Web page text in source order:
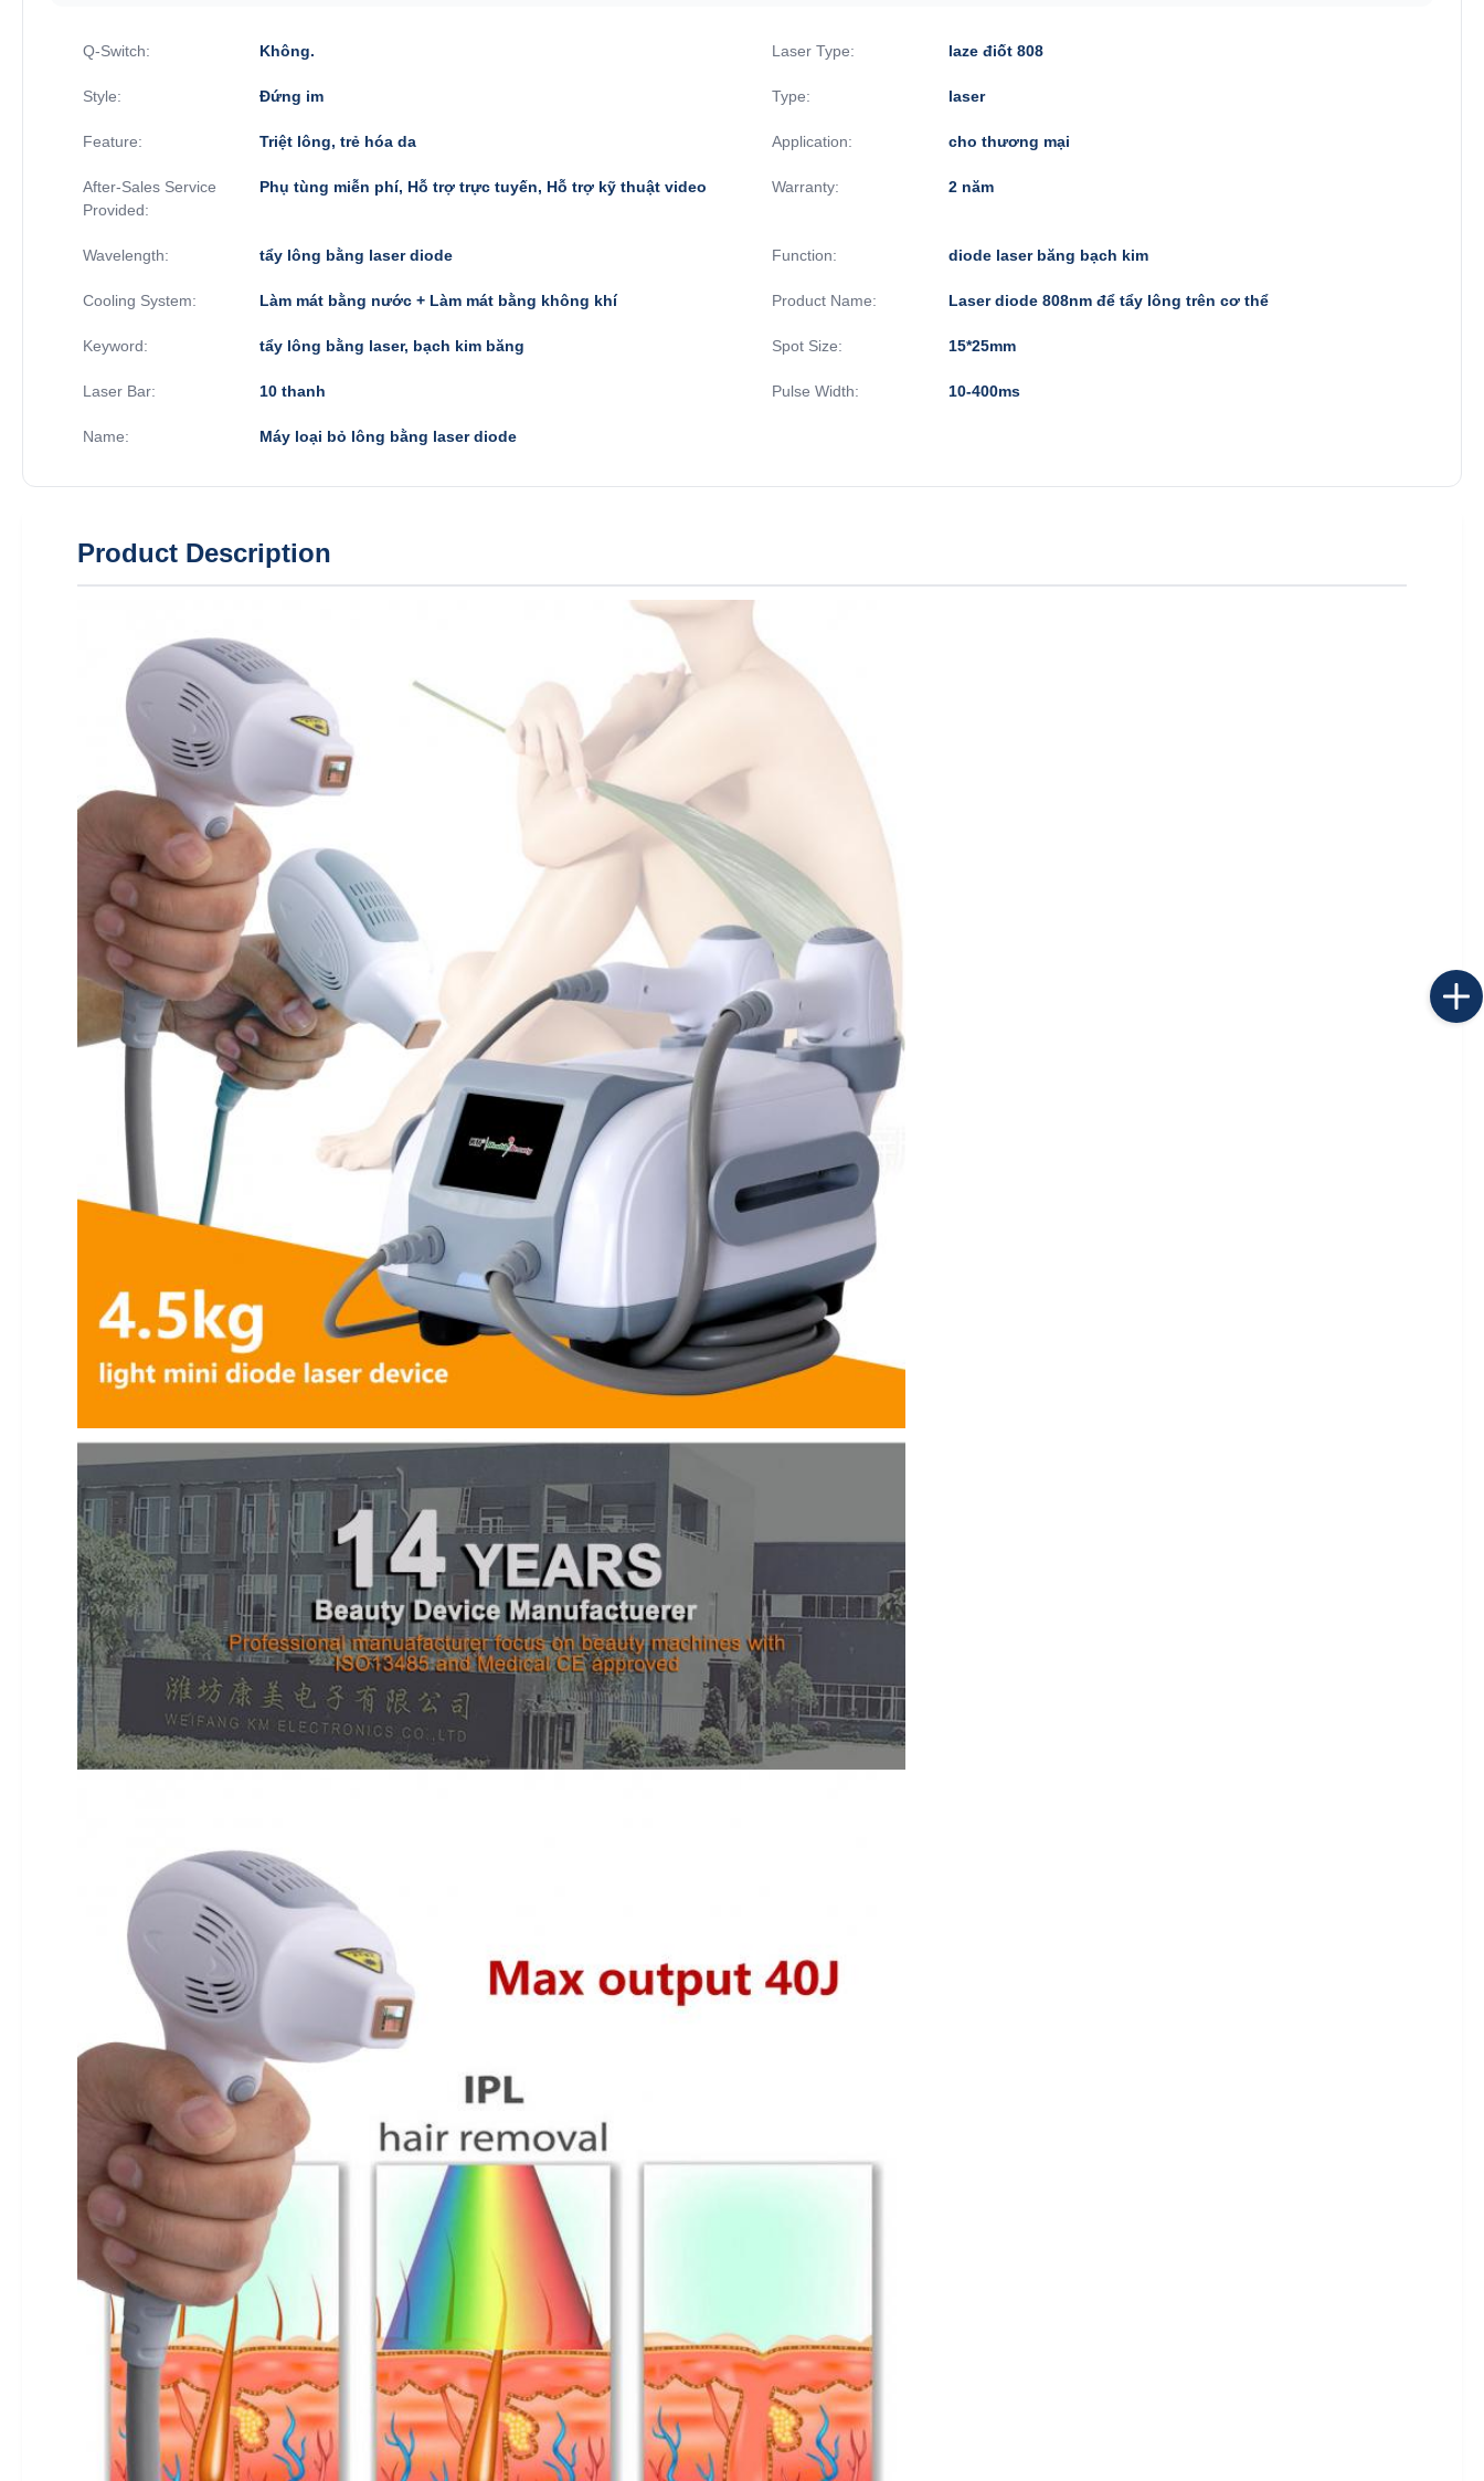
Q-Switch: Không. Laser Type: laze điốt 808
Style: Đứng im Type: laser
Feature: Triệt lông, trẻ hóa da Application: cho thương mại
After-Sales Service
Provided:
Phụ tùng miễn phí, Hỗ trợ trực tuyến, Hỗ trợ kỹ thuật video Warranty: 2 năm
Wavelength: tẩy lông bằng laser diode Function: diode laser băng bạch kim
Cooling System: Làm mát bằng nước + Làm mát bằng không khí Product Name: Laser diode 808nm để tẩy lông trên cơ thể
Keyword: tẩy lông bằng laser, bạch kim băng Spot Size: 15*25mm
Laser Bar: 10 thanh Pulse Width: 10-400ms
Name: Máy loại bỏ lông bằng laser diode
Product Description